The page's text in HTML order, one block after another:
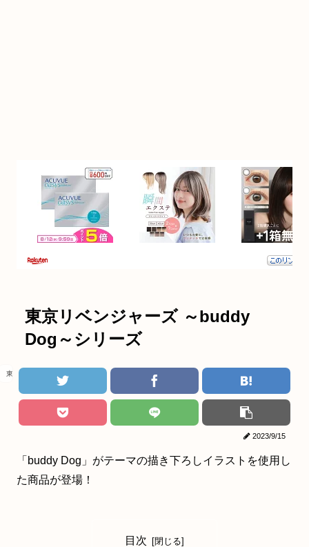
東京リベンジャーズ ～buddy
Dog～シリーズ
東京リベンジャーズ
2023/9/15
「buddy Dog」がテーマの描き下ろしイラストを使用し
た商品が登場！
目次